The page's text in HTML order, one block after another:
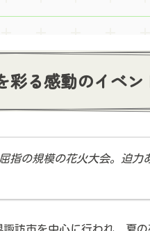
彩る感動のイベン
指の規模の花火大会。迫力